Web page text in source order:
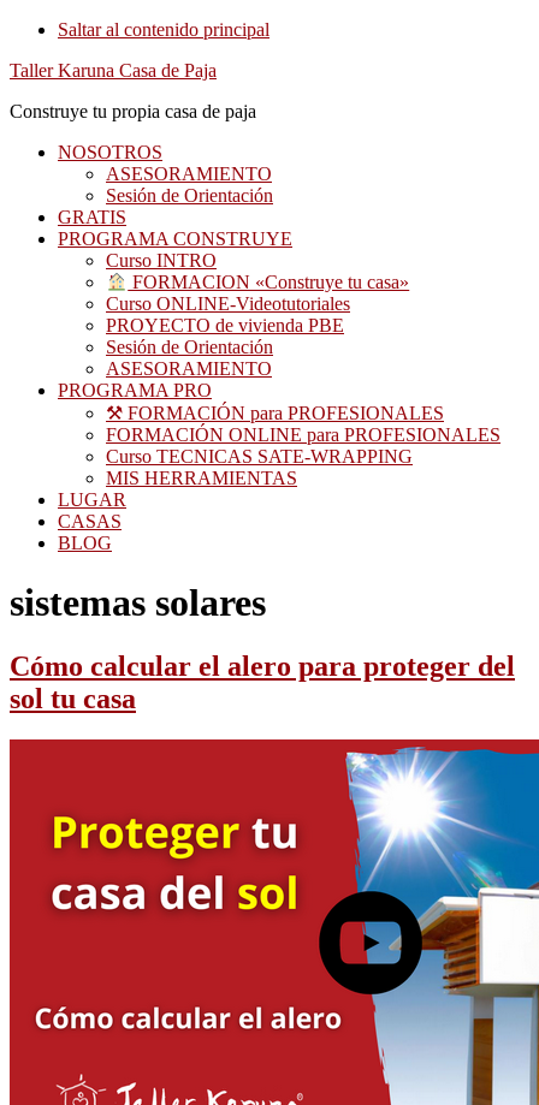
Saltar al contenido principal
Taller Karuna Casa de Paja
Construye tu propia casa de paja
NOSOTROS
ASESORAMIENTO
Sesión de Orientación
GRATIS
PROGRAMA CONSTRUYE
Curso INTRO
FORMACION «Construye tu casa»
Curso ONLINE-Videotutoriales
PROYECTO de vivienda PBE
Sesión de Orientación
ASESORAMIENTO
PROGRAMA PRO
⚒ FORMACIÓN para PROFESIONALES
FORMACIÓN ONLINE para PROFESIONALES
Curso TECNICAS SATE-WRAPPING
MIS HERRAMIENTAS
LUGAR
CASAS
BLOG
sistemas solares
Cómo calcular el alero para proteger del
sol tu casa